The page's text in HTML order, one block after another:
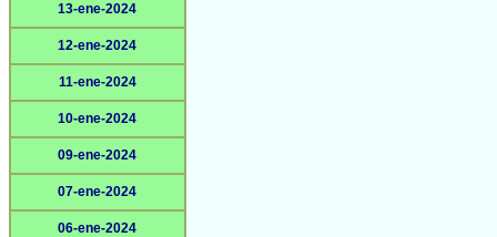
13-ene-2024
12-ene-2024
11-ene-2024
10-ene-2024
09-ene-2024
07-ene-2024
06-ene-2024